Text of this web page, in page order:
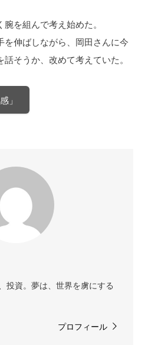
を組んで考え始めた。
を伸ばしながら、岡田さんに今
そうか、改めて考えていた。
」
投資。夢は、世界を虜にする
プロフィール